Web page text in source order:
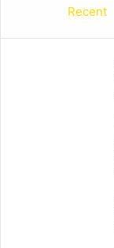
Recent